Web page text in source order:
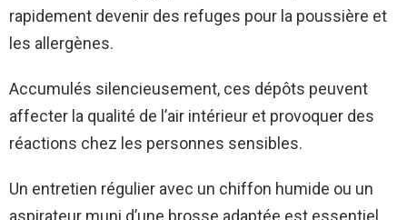
rapidement devenir des refuges pour la poussière et
les allergènes.
Accumulés silencieusement, ces dépôts peuvent
affecter la qualité de l’air intérieur et provoquer des
réactions chez les personnes sensibles.
Un entretien régulier avec un chiffon humide ou un
aspirateur muni d’une brosse adaptée est essentiel